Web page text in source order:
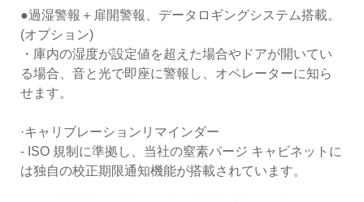
●過湿警報＋扉開警報、データロギングシステム搭載。
(オプション)
・庫内の湿度が設定値を超えた場合やドアが開いてい
る場合、音と光で即座に警報し、オペレーターに知ら
せます。
·キャリブレーションリマインダー
- ISO 規制に準拠し、当社の窒素パージ キャビネットに
は独自の校正期限通知機能が搭載されています。